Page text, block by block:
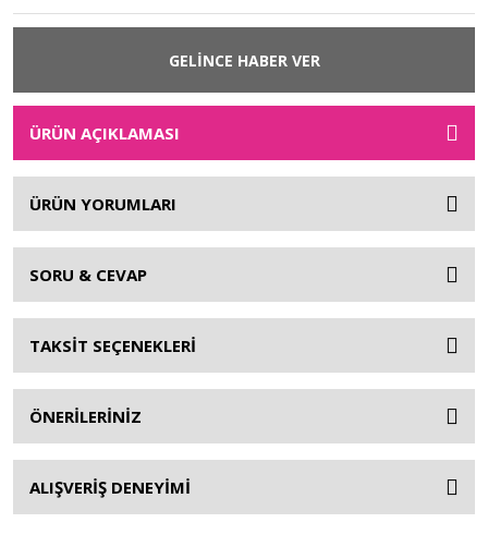
GELİNCE HABER VER
ÜRÜN AÇIKLAMASI
ÜRÜN YORUMLARI
SORU & CEVAP
TAKSİT SEÇENEKLERİ
ÖNERİLERİNİZ
ALIŞVERİŞ DENEYİMİ